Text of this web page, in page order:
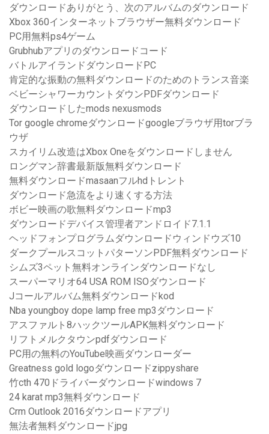
ダウンロードありがとう、次のアルバムのダウンロード
Xbox 360インターネットブラウザー無料ダウンロード
PC用無料ps4ゲーム
Grubhubアプリのダウンロードコード
バトルアイランドダウンロードPC
肯定的な振動の無料ダウンロードのためのトランス音楽
ベビーシャワーカウントダウンPDFダウンロード
ダウンロードしたmods nexusmods
Tor google chromeダウンロードgoogleブラウザ用torブラ
ウザ
スカイリム改造はXbox Oneをダウンロードしません
ロングマン辞書最新版無料ダウンロード
無料ダウンロードmasaanフルhdトレント
ダウンロード急流をより速くする方法
ボビー映画の歌無料ダウンロードmp3
ダウンロードデバイス管理者アンドロイド7.1.1
ヘッドフォンプログラムダウンロードウィンドウズ10
ダークプールスコットパターソンPDF無料ダウンロード
シムズ3ペット無料オンラインダウンロードなし
スーパーマリオ64 USA ROM ISOダウンロード
Jコールアルバム無料ダウンロードkod
Nba youngboy dope lamp free mp3ダウンロード
アスファルト8ハックツールAPK無料ダウンロード
リフトメルクタウンpdfダウンロード
PC用の無料のYouTube映画ダウンローダー
Greatness gold logoダウンロードzippyshare
竹cth 470ドライバーダウンロードwindows 7
24 karat mp3無料ダウンロード
Crm Outlook 2016ダウンロードアプリ
無法者無料ダウンロードjpg